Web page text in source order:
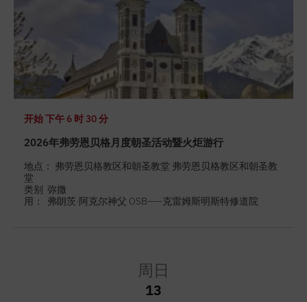
开始下午 6 时 30 分
2026年弗劳恩贝格月度朝圣活动暨火炬游行
地点： 弗劳恩贝格教区和朝圣教堂 弗劳恩贝格教区和朝圣教
堂
类别 弥撒
用： 弗朗茨·阿克尔神父 OSB——克雷姆斯明斯特修道院
周日
13